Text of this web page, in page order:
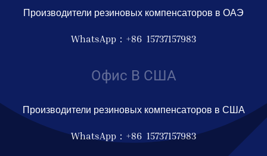
Производители резиновых компенсаторов в ОАЭ
WhatsApp：+86 15737157983
Офис В США
Производители резиновых компенсаторов в США
WhatsApp：+86 15737157983